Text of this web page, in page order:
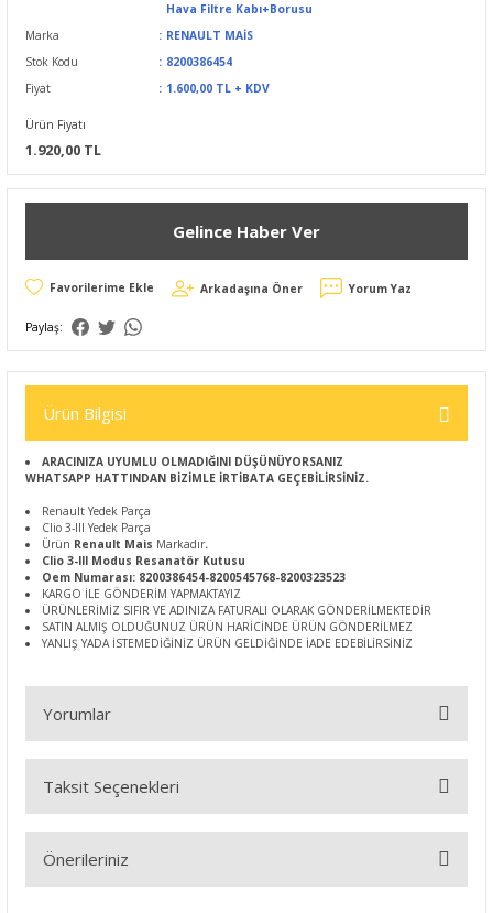
Hava Filtre Kabı+Borusu
Marka
RENAULT MAİS
Stok Kodu
8200386454
Fiyat
1.600,00 TL + KDV
Ürün Fiyatı
1.920,00 TL
Gelince Haber Ver
Arkadaşına Öner Yorum Yaz
Paylaş:
Ürün Bilgisi
ARACINIZA UYUMLU OLMADIĞINI DÜŞÜNÜYORSANIZ
WHATSAPP HATTINDAN BİZİMLE İRTİBATA GEÇEBİLİRSİNİZ.
Renault Yedek Parça
Clio 3-III Yedek Parça
Ürün Renault Mais Markadır.
Clio 3-III Modus Resanatör Kutusu
Oem Numarası: 8200386454-8200545768-8200323523
KARGO İLE GÖNDERİM YAPMAKTAYIZ
ÜRÜNLERİMİZ SIFIR VE ADINIZA FATURALI OLARAK GÖNDERİLMEKTEDİR
SATIN ALMIŞ OLDUĞUNUZ ÜRÜN HARİCİNDE ÜRÜN GÖNDERİLMEZ
YANLIŞ YADA İSTEMEDİĞİNİZ ÜRÜN GELDİĞİNDE İADE EDEBİLİRSİNİZ
Yorumlar
Bu ürüne ilk yorumu siz yapın!
Taksit Seçenekleri
Önerileriniz